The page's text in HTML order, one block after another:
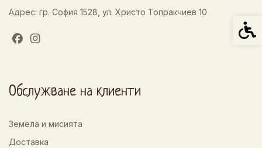
Адрес: гр. София 1528, ул. Христо Топракчиев 10
Обслужване на клиенти
Земела и мисията
Доставка